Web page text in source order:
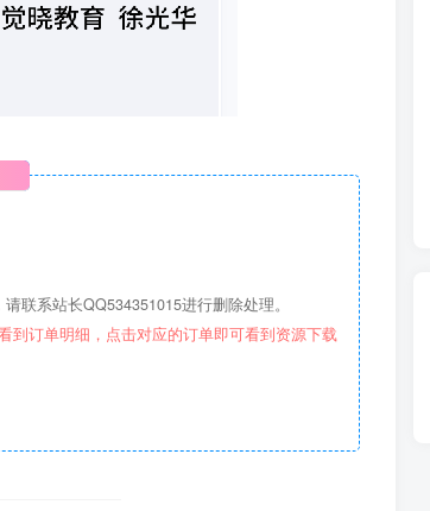
联系站长QQ534351015进行删除处理。
到订单明细，点击对应的订单即可看到资源下载